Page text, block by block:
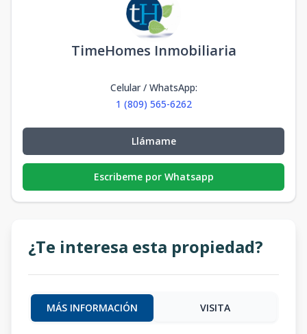
TimeHomes Inmobiliaria
Celular / WhatsApp:
1 (809) 565-6262
Llámame
Escribeme por Whatsapp
¿Te interesa esta propiedad?
MÁS INFORMACIÓN VISITA